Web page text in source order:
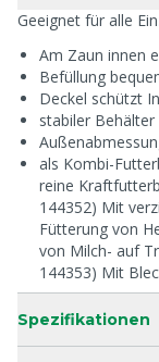
Geeignet für alle
Am Zaun innen
Befüllung
Deckel schützt
stabiler
als Kombi-
reine
144352) Mit
Fütterung von
von Milch- auf
144353) Mit
Spezifikationen